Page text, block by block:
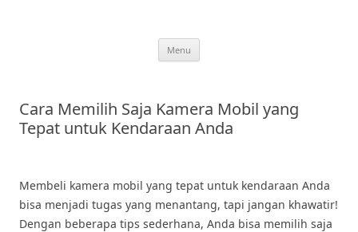
Menu
Cara Memilih Saja Kamera Mobil yang
Tepat untuk Kendaraan Anda
Membeli kamera mobil yang tepat untuk kendaraan Anda
bisa menjadi tugas yang menantang, tapi jangan khawatir!
Dengan beberapa tips sederhana, Anda bisa memilih saja